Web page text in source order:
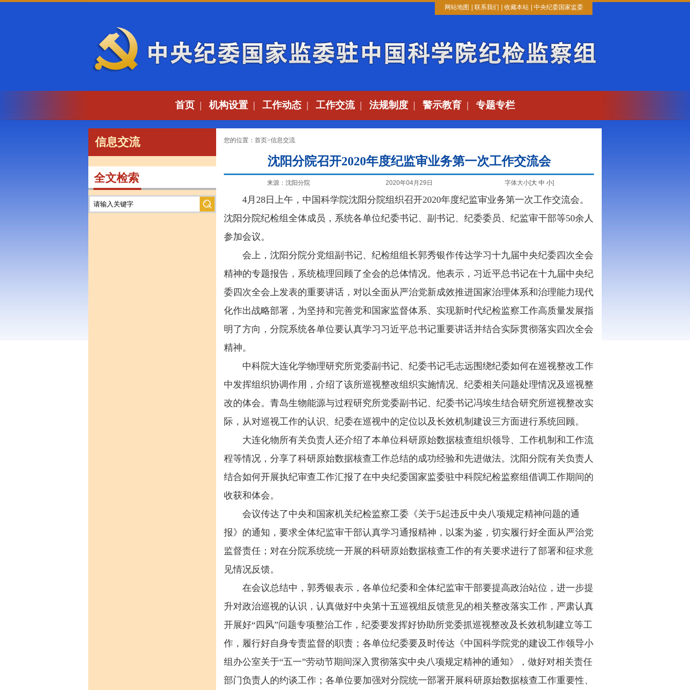
网站地图 联系我们 收藏本站 中央纪委国家监委
首页 | 机构设置 | 工作动态 | 工作交流| 法规制度 | 警示教育 | 专题专栏
信息交流
全文检索
您的位置： 首页>信息交流
沈阳分院召开2020年度纪监审业务第一次工作交流会
来源：沈阳分院 2020年04月29日 字体大小[大 中 小]
4月28日上午，中国科学院沈阳分院组织召开2020年度纪监审业务第一次工作交流会。
沈阳分院纪检组全体成员，系统各单位纪委书记、副书记、纪委委员、纪监审干部等50余人
参加会议。
会上，沈阳分院分党组副书记、纪检组组长郭秀银作传达学习十九届中央纪委四次全会
精神的专题报告，系统梳理回顾了全会的总体情况。他表示，习近平总书记在十九届中央纪
委四次全会上发表的重要讲话，对以全面从严治党新成效推进国家治理体系和治理能力现代
化作出战略部署，为坚持和完善党和国家监督体系、实现新时代纪检监察工作高质量发展指
明了方向，分院系统各单位要认真学习习近平总书记重要讲话并结合实际贯彻落实四次全会
精神。
中科院大连化学物理研究所党委副书记、纪委书记毛志远围绕纪委如何在巡视整改工作
中发挥组织协调作用，介绍了该所巡视整改组织实施情况、纪委相关问题处理情况及巡视整
改的体会。青岛生物能源与过程研究所党委副书记、纪委书记冯埃生结合研究所巡视整改实
际，从对巡视工作的认识、纪委在巡视中的定位以及长效机制建设三方面进行系统回顾。
大连化物所有关负责人还介绍了本单位科研原始数据核查组织领导、工作机制和工作流
程等情况，分享了科研原始数据核查工作总结的成功经验和先进做法。沈阳分院有关负责人
结合如何开展执纪审查工作汇报了在中央纪委国家监委驻中科院纪检监察组借调工作期间的
收获和体会。
会议传达了中央和国家机关纪检监察工委《关于5起违反中央八项规定精神问题的通
报》的通知，要求全体纪监审干部认真学习通报精神，以案为鉴，切实履行好全面从严治党
监督责任；对在分院系统统一开展的科研原始数据核查工作的有关要求进行了部署和征求意
见情况反馈。
在会议总结中，郭秀银表示，各单位纪委和全体纪监审干部要提高政治站位，进一步提
升对政治巡视的认识，认真做好中央第十五巡视组反馈意见的相关整改落实工作，严肃认真
开展好“四风”问题专项整治工作，纪委要发挥好协助所党委抓巡视整改及长效机制建立等工
作，履行好自身专责监督的职责；各单位纪委要及时传达《中国科学院党的建设工作领导小
组办公室关于“五一”劳动节期间深入贯彻落实中央八项规定精神的通知》，做好对相关责任
部门负责人的约谈工作；各单位要加强对分院统一部署开展科研原始数据核查工作重要性、